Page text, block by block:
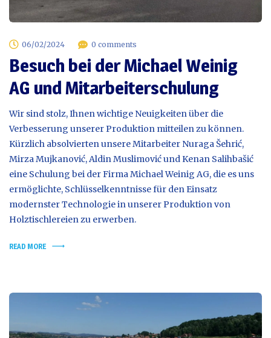
06/02/2024 0 comments
Besuch bei der Michael Weinig
AG und Mitarbeiterschulung
Wir sind stolz, Ihnen wichtige Neuigkeiten über die
Verbesserung unserer Produktion mitteilen zu können.
Kürzlich absolvierten unsere Mitarbeiter Nuraga Šehrić,
Mirza Mujkanović, Aldin Muslimović und Kenan Salihbašić
eine Schulung bei der Firma Michael Weinig AG, die es uns
ermöglichte, Schlüsselkenntnisse für den Einsatz
modernster Technologie in unserer Produktion von
Holztischlereien zu erwerben.
READ MORE